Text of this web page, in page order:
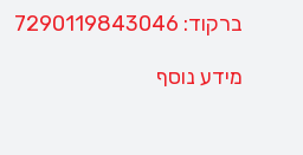
ברקוד: 7290119843046
מידע נוסף